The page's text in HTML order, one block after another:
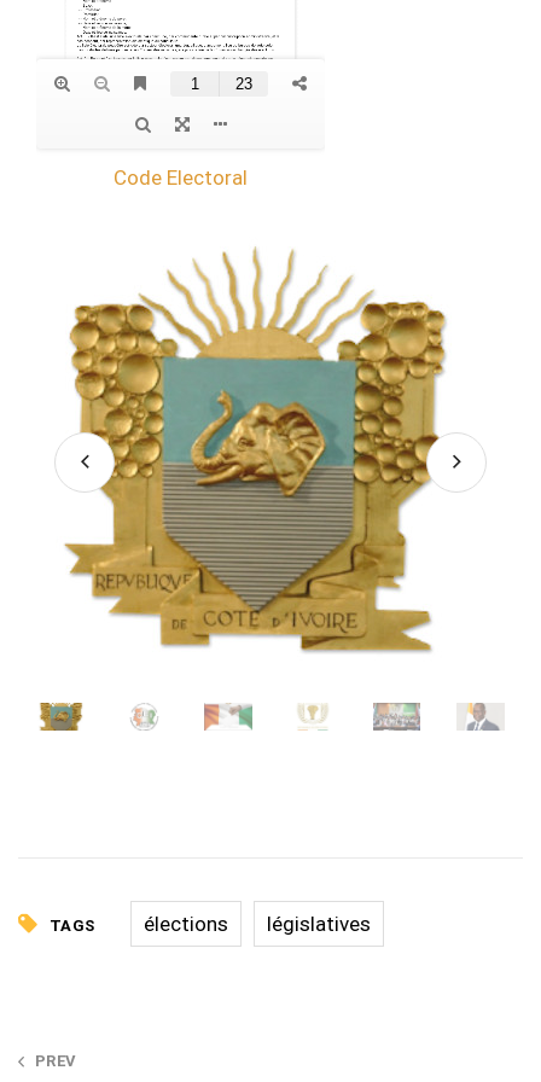
Code Electoral
TAGS élections législatives
Post
PREV